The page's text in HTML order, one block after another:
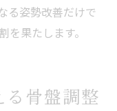
る姿勢改善だけで
果たします。
る骨盤調整